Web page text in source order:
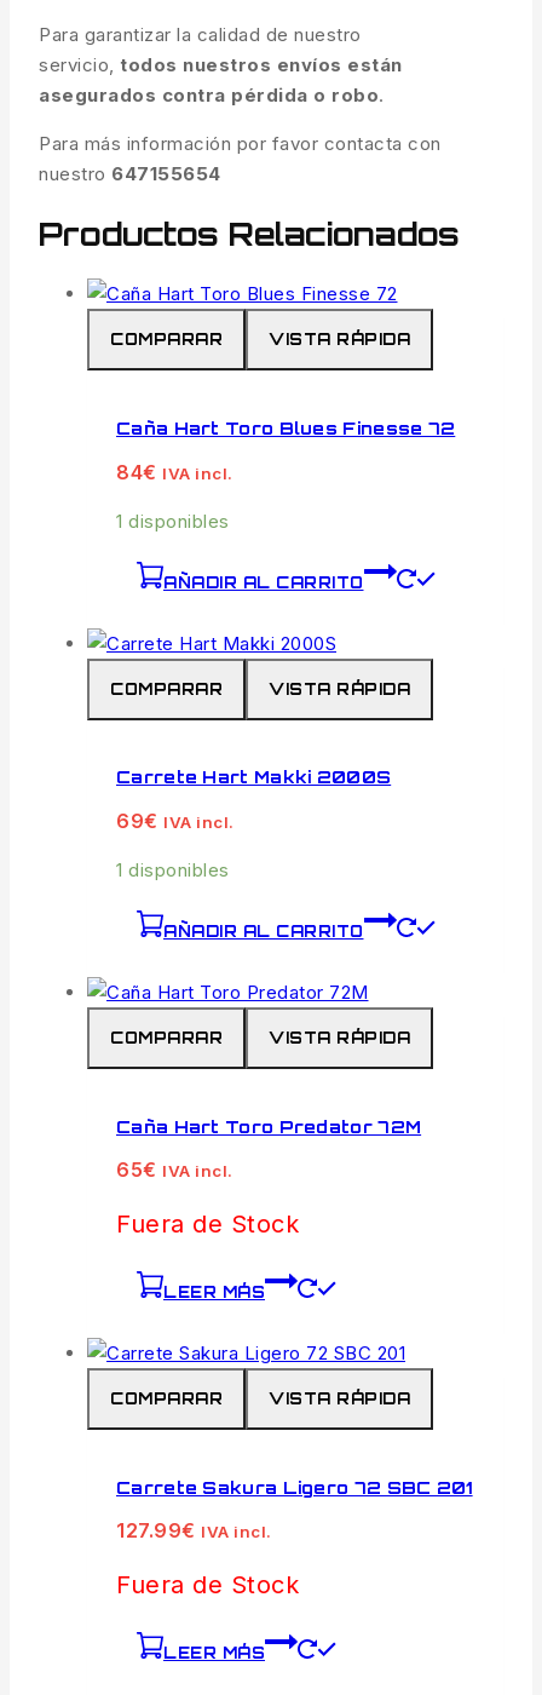
Para garantizar la calidad de nuestro
servicio, todos nuestros envíos están
asegurados contra pérdida o robo.
Para más información por favor contacta con
nuestro 647155654
Productos Relacionados
COMPARAR VISTA RÁPIDA
Caña Hart Toro Blues Finesse 72
84€ IVA incl.
1 disponibles
AÑADIR AL CARRITO
COMPARAR VISTA RÁPIDA
Carrete Hart Makki 2000S
69€ IVA incl.
1 disponibles
AÑADIR AL CARRITO
COMPARAR VISTA RÁPIDA
Caña Hart Toro Predator 72M
65€ IVA incl.
Fuera de Stock
LEER MÁS
COMPARAR VISTA RÁPIDA
Carrete Sakura Ligero 72 SBC 201
127.99€ IVA incl.
Fuera de Stock
LEER MÁS